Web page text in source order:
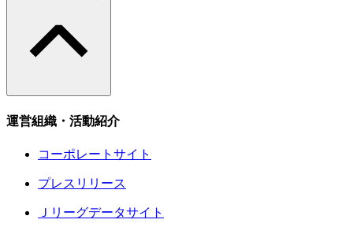
運営組織・活動紹介
コーポレートサイト
プレスリリース
Ｊリーグデータサイト